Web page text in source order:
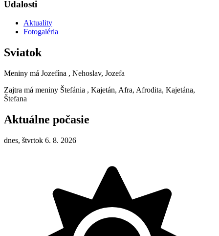
Udalosti
Aktuality
Fotogaléria
Sviatok
Meniny má Jozefína , Nehoslav, Jozefa
Zajtra má meniny Štefánia , Kajetán, Afra, Afrodita, Kajetána,
Štefana
Aktuálne počasie
dnes, štvrtok 6. 8. 2026